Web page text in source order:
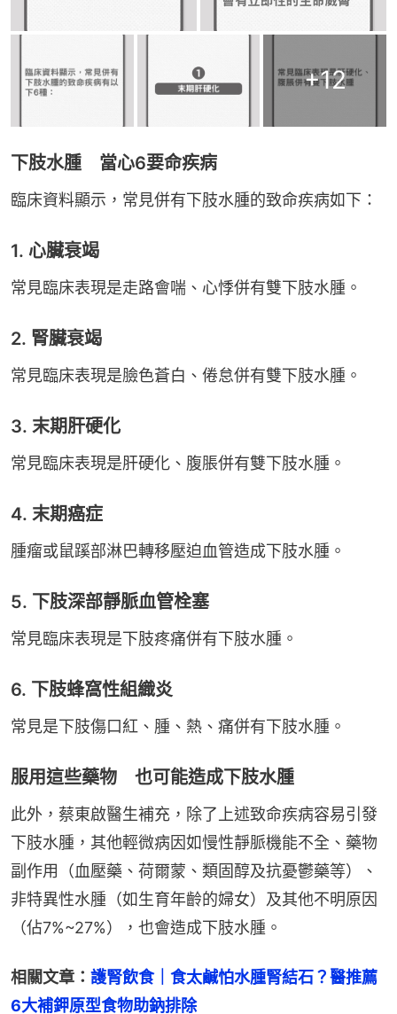
+12
下肢水腫 當心6要命疾病
臨床資料顯示，常見併有下肢水腫的致命疾病如下：
1. 心臟衰竭
常見臨床表現是走路會喘、心悸併有雙下肢水腫。
2. 腎臟衰竭
常見臨床表現是臉色蒼白、倦怠併有雙下肢水腫。
3. 末期肝硬化
常見臨床表現是肝硬化、腹脹併有雙下肢水腫。
4. 末期癌症
腫瘤或鼠蹊部淋巴轉移壓迫血管造成下肢水腫。
5. 下肢深部靜脈血管栓塞
常見臨床表現是下肢疼痛併有下肢水腫。
6. 下肢蜂窩性組織炎
常見是下肢傷口紅、腫、熱、痛併有下肢水腫。
服用這些藥物 也可能造成下肢水腫
此外，蔡東啟醫生補充，除了上述致命疾病容易引發
下肢水腫，其他輕微病因如慢性靜脈機能不全、藥物
副作用（血壓藥、荷爾蒙、類固醇及抗憂鬱藥等）、
非特異性水腫（如生育年齡的婦女）及其他不明原因
（佔7%~27%），也會造成下肢水腫。
相關文章： 護腎飲食｜食太鹹怕水腫腎結石？醫推薦
6大補鉀原型食物助鈉排除